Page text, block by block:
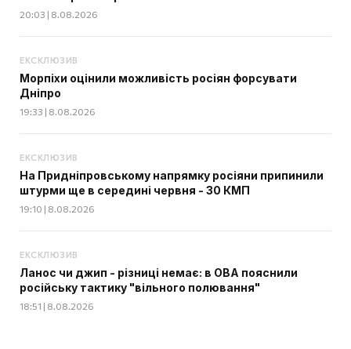
20:03 | 8.08.2026
ЕКСКЛЮЗИВ
Морпіхи оцінили можливість росіян форсувати
Дніпро
19:33 | 8.08.2026
ЕКСКЛЮЗИВ
На Придніпровському напрямку росіяни припинили
штурми ще в середині червня - 30 КМП
19:10 | 8.08.2026
ЕКСКЛЮЗИВ
Ланос чи джип - різниці немає: в ОВА пояснили
російську тактику "вільного полювання"
18:51 | 8.08.2026